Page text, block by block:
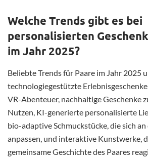
Welche Trends gibt es bei
personalisierten
im Jahr 2025?
Beliebte Trends für Paare im Jahr 2025
technologiegestützte
VR-Abenteuer, nachhaltige Geschenke
Nutzen, KI-generierte personalisierte
bio-adaptive Schmuckstücke, die sich
anpassen, und interaktive Kunstwerke,
gemeinsame Geschichte des Paares